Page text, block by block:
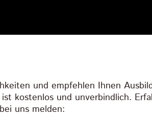
und empfehlen Ihnen
kostenlos und unverbindlich.
uns melden: